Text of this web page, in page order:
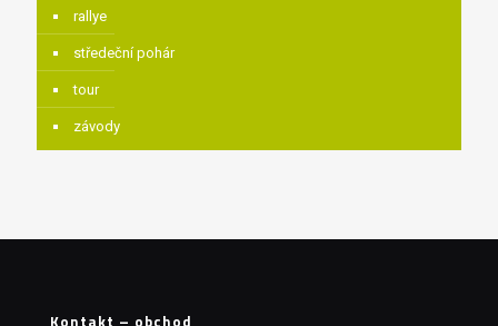
rallye
středeční pohár
tour
závody
Kontakt – obchod